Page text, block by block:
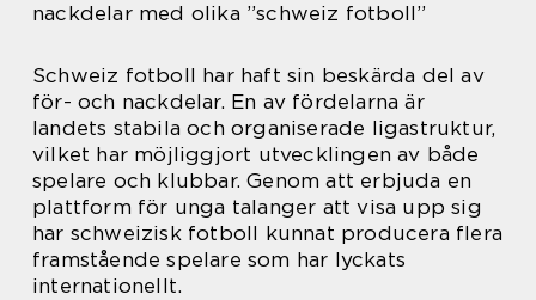
nackdelar med olika ”schweiz fotboll”
Schweiz fotboll har haft sin beskärda del av
för- och nackdelar. En av fördelarna är
landets stabila och organiserade ligastruktur,
vilket har möjliggjort utvecklingen av både
spelare och klubbar. Genom att erbjuda en
plattform för unga talanger att visa upp sig
har schweizisk fotboll kunnat producera flera
framstående spelare som har lyckats
internationellt.